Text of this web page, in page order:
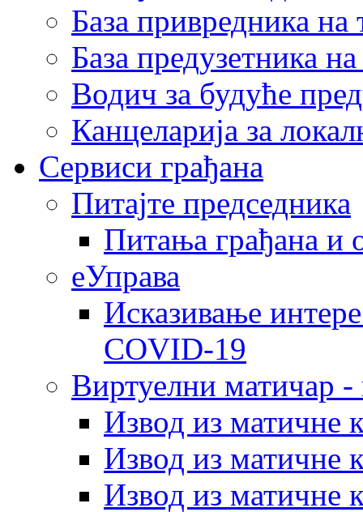
База привредника
База предузетника
Водич за будуће
Канцеларија за
Сервиси грађана
Питајте председника
Питања грађана и
еУправа
Исказивање
COVID-19
Виртуелни матичар -
Извод из матичне
Извод из матичне
Извод из матичне